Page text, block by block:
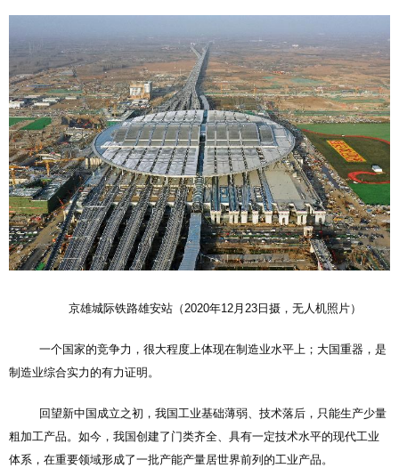
京雄城际铁路雄安站（2020年12月23日摄，无人机照片）
一个国家的竞争力，很大程度上体现在制造业水平上；大国重器，是
制造业综合实力的有力证明。
回望新中国成立之初，我国工业基础薄弱、技术落后，只能生产少量
粗加工产品。如今，我国创建了门类齐全、具有一定技术水平的现代工业
体系，在重要领域形成了一批产能产量居世界前列的工业产品。